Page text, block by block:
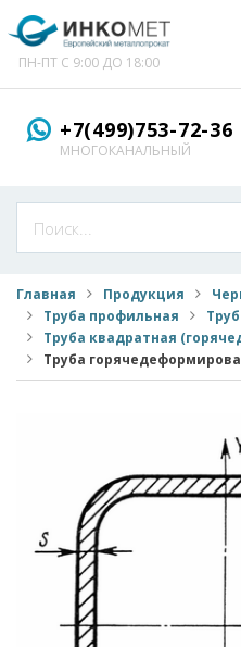
ПН-ПТ С 9:00 ДО 18:00
+7(499)753-72-36
МНОГОКАНАЛЬНЫЙ
Главная Продукция
Труба профильная
Труба квадратная
Труба